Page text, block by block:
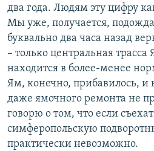
два года. Людям эту цифру
Мы уже, получается,
буквально два часа назад
– только центральная
находится в более-менее
Ям, конечно, прибавилось, и
даже ямочного ремонта не
говорю о том, что если
симферопольскую
практически невозможно.